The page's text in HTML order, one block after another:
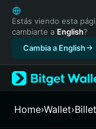
English
日本語
Tiếng Việt
Русский
Español
Türkçe
Français
Estás viendo esta
cambiarte a English?
Cambia a English
Home›Wallet›